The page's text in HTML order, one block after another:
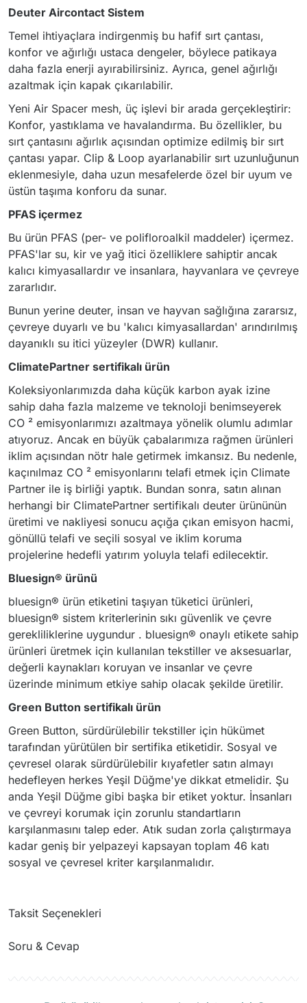
Deuter Aircontact Sistem
Temel ihtiyaçlara indirgenmiş bu hafif sırt çantası,
konfor ve ağırlığı ustaca dengeler, böylece patikaya
daha fazla enerji ayırabilirsiniz. Ayrıca, genel ağırlığı
azaltmak için kapak çıkarılabilir.
Yeni Air Spacer mesh, üç işlevi bir arada gerçekleştirir:
Konfor, yastıklama ve havalandırma. Bu özellikler, bu
sırt çantasını ağırlık açısından optimize edilmiş bir sırt
çantası yapar. Clip & Loop ayarlanabilir sırt uzunluğunun
eklenmesiyle, daha uzun mesafelerde özel bir uyum ve
üstün taşıma konforu da sunar.
PFAS içermez
Bu ürün PFAS (per- ve polifloroalkil maddeler) içermez.
PFAS'lar su, kir ve yağ itici özelliklere sahiptir ancak
kalıcı kimyasallardır ve insanlara, hayvanlara ve çevreye
zararlıdır.
Bunun yerine deuter, insan ve hayvan sağlığına zararsız,
çevreye duyarlı ve bu 'kalıcı kimyasallardan' arındırılmış
dayanıklı su itici yüzeyler (DWR) kullanır.
ClimatePartner sertifikalı ürün
Koleksiyonlarımızda daha küçük karbon ayak izine
sahip daha fazla malzeme ve teknoloji benimseyerek
CO ² emisyonlarımızı azaltmaya yönelik olumlu adımlar
atıyoruz. Ancak en büyük çabalarımıza rağmen ürünleri
iklim açısından nötr hale getirmek imkansız. Bu nedenle,
kaçınılmaz CO ² emisyonlarını telafi etmek için Climate
Partner ile iş birliği yaptık. Bundan sonra, satın alınan
herhangi bir ClimatePartner sertifikalı deuter ürününün
üretimi ve nakliyesi sonucu açığa çıkan emisyon hacmi,
gönüllü telafi ve seçili sosyal ve iklim koruma
projelerine hedefli yatırım yoluyla telafi edilecektir.
Bluesign® ürünü
bluesign® ürün etiketini taşıyan tüketici ürünleri,
bluesign® sistem kriterlerinin sıkı güvenlik ve çevre
gerekliliklerine uygundur . bluesign® onaylı etikete sahip
ürünleri üretmek için kullanılan tekstiller ve aksesuarlar,
değerli kaynakları koruyan ve insanlar ve çevre
üzerinde minimum etkiye sahip olacak şekilde üretilir.
Green Button sertifikalı ürün
Green Button, sürdürülebilir tekstiller için hükümet
tarafından yürütülen bir sertifika etiketidir. Sosyal ve
çevresel olarak sürdürülebilir kıyafetler satın almayı
hedefleyen herkes Yeşil Düğme'ye dikkat etmelidir. Şu
anda Yeşil Düğme gibi başka bir etiket yoktur. İnsanları
ve çevreyi korumak için zorunlu standartların
karşılanmasını talep eder. Atık sudan zorla çalıştırmaya
kadar geniş bir yelpazeyi kapsayan toplam 46 katı
sosyal ve çevresel kriter karşılanmalıdır.
Taksit Seçenekleri
Soru & Cevap